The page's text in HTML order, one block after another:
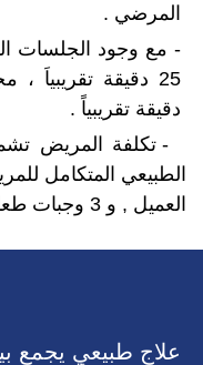
المرضي .
دقيقة تقريبياً .​
- تكلفة المريض
الطبيعي المتكامل
العميل , و 3 وجبات طعام .
علاج طبيعي يجمع